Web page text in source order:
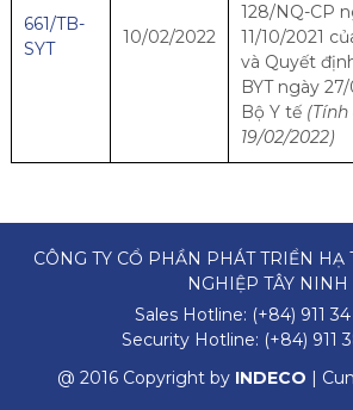
661/TB-
SYT
10/02/2022
128/NQ-CP
11/10/2021
và Quyết
BYT ngày
Bộ Y tế
19/02/2022)
CÔNG TY CỔ PHẦN PHÁT TRIỂN HẠ
NGHIỆP TÂY NINH
Sales Hotline: (+84) 911
Security Hotline: (+84) 911
@ 2016 Copyright by INDECO |